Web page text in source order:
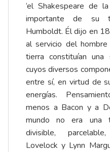
‘el Shakespeare de
importante de su
Humboldt. Él dijo en
al servicio del
tierra constituían una
cuyos diversos
entre sí, en virtud de
energías.
menos a Bacon y a
mundo no era una
divisible,
Lovelock y Lynn